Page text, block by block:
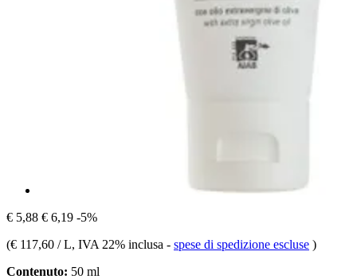
€ 5,88 € 6,19 -5%
(€ 117,60 / L, IVA 22% inclusa - spese di spedizione escluse )
Contenuto: 50 ml